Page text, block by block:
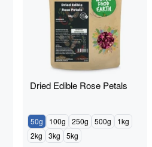
Dried Edible Rose Petals
50g 100g 250g 500g
1kg
2kg
3kg 5kg